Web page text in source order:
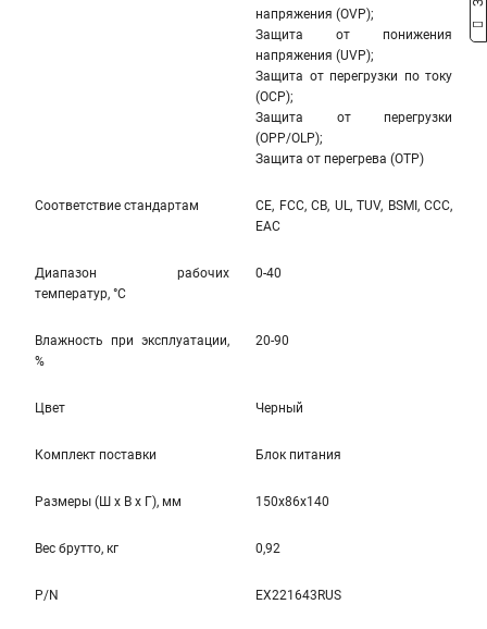
напряжения (OVP);
Защита от понижения
напряжения (UVP);
Защита от перегрузки по току
(OCP);
Защита от перегрузки
(OPP/OLP);
Защита от перегрева (OTP)
Соответствие стандартам
CE, FCC, CB, UL, TUV, BSMI, CCC,
EAC
Диапазон рабочих
температур, °С
0-40
Влажность при эксплуатации,
%
20-90
Цвет Черный
Комплект поставки Блок питания
Размеры (Ш x В x Г), мм 150x86x140
Вес брутто, кг 0,92
P/N EX221643RUS